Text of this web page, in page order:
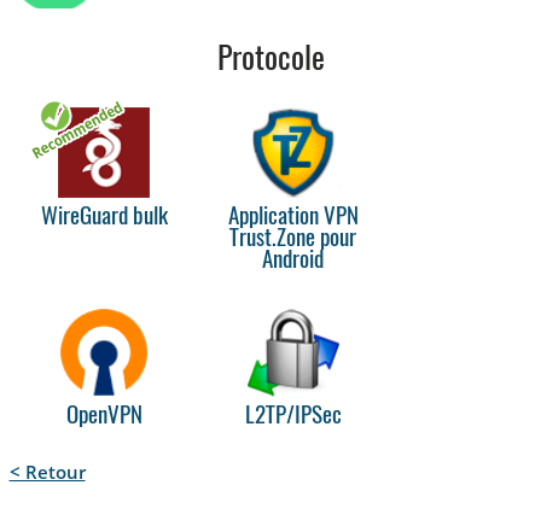
Protocole
WireGuard bulk
Application VPN
Trust.Zone pour
Android
OpenVPN L2TP/IPSec
< Retour